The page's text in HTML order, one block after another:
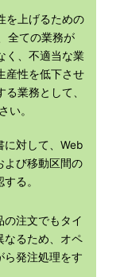
を上げるための
全ての業務が
く、不適当な業
産性を低下させ
業務として、
い。
に対して、Web
よび移動区間の
る。
の注文でもタイ
なるため、オペ
ら発注処理をす